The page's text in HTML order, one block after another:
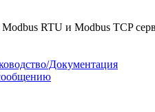
RTU и Modbus TCP
Документация